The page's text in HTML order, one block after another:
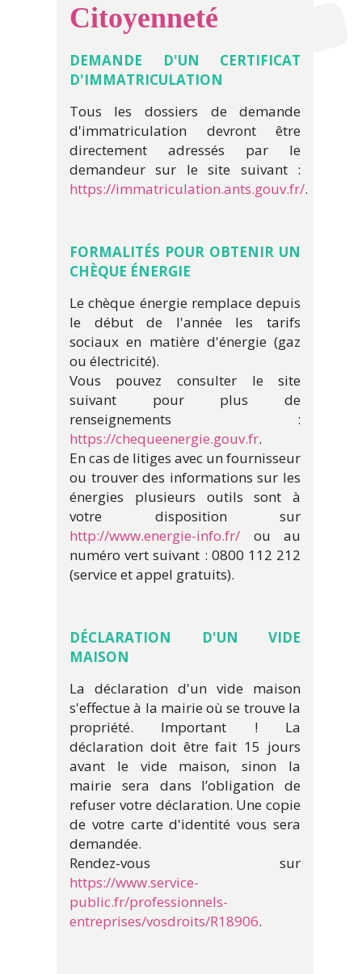
Citoyenneté
DEMANDE D'UN CERTIFICAT
D'IMMATRICULATION
Tous les dossiers de demande
d'immatriculation devront être
directement adressés par le
demandeur sur le site suivant :
https://immatriculation.ants.gouv.fr/.
FORMALITÉS POUR OBTENIR UN
CHÈQUE ÉNERGIE
Le chèque énergie remplace depuis
le début de l'année les tarifs
sociaux en matière d'énergie (gaz
ou électricité).
Vous pouvez consulter le site
suivant pour plus de
renseignements :
https://chequeenergie.gouv.fr.
En cas de litiges avec un fournisseur
ou trouver des informations sur les
énergies plusieurs outils sont à
votre disposition sur
http://www.energie-info.fr/ou au
numéro vert suivant : 0800 112 212
(service et appel gratuits).
DÉCLARATION D'UN VIDE
MAISON
La déclaration d'un vide maison
s'effectue à la mairie où se trouve la
propriété. Important ! La
déclaration doit être fait 15 jours
avant le vide maison, sinon la
mairie sera dans l’obligation de
refuser votre déclaration. Une copie
de votre carte d'identité vous sera
demandée.
Rendez-vous sur
https://www.service-
public.fr/professionnels-
entreprises/vosdroits/R18906.